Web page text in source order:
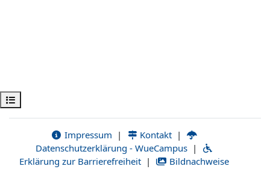
Kursindex öffnen
Impressum | Kontakt |
Datenschutzerklärung - WueCampus |
Erklärung zur Barrierefreiheit | Bildnachweise